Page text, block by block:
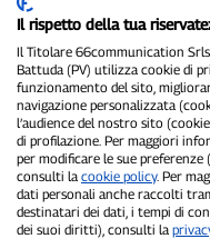
Il rispetto della tua
Il Titolare 66communication
Battuda (PV) utilizza cookie di
funzionamento del sito,
navigazione personalizzata
l’audience del nostro sito
di profilazione. Per maggiori
per modificare le sue
consulti la cookie policy. Per
dati personali anche raccolti
destinatari dei dati, i tempi di
dei suoi diritti), consulti la